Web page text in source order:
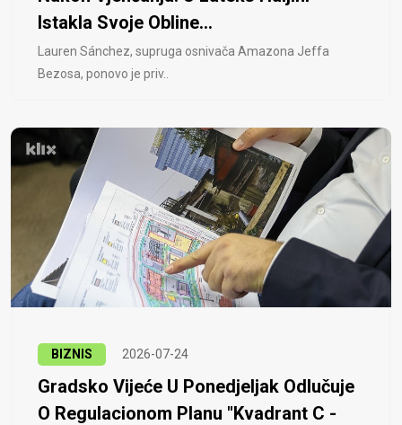
Istakla Svoje Obline...
Lauren Sánchez, supruga osnivača Amazona Jeffa
Bezosa, ponovo je priv..
BIZNIS 2026-07-24
Gradsko Vijeće U Ponedjeljak Odlučuje
O Regulacionom Planu "Kvadrant C -